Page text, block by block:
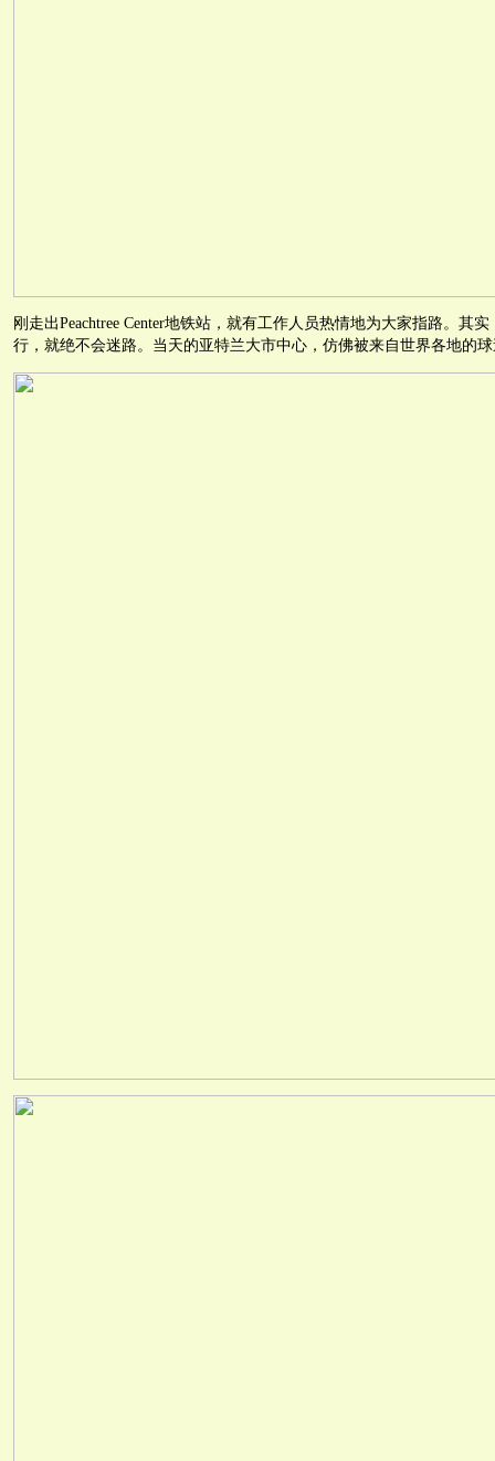
刚走出Peachtree Center地铁站，就有工作人员热情地为大家指路。其
行，就绝不会迷路。当天的亚特兰大市中心，仿佛被来自世界各地的球